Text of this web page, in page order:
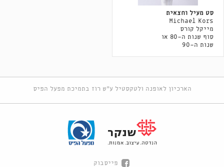
סט מעיל וחצאית
Michael Kors
מייקל קורס
סוף שנות ה-80 או
שנות ה-90
הארכיון לאופנה ולטקסטיל ע"ש רוז בתמיכת מפעל הפיס
פייסבוק